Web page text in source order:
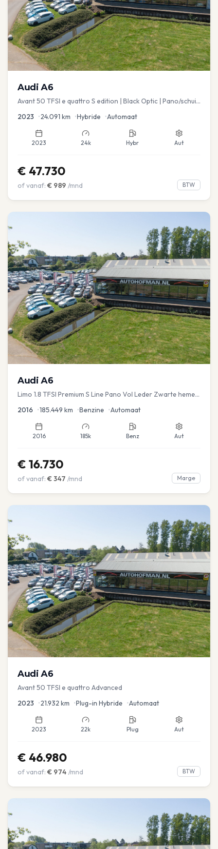
Audi A6
Avant 50 TFSI e quattro S edition | Black Optic | Pano/schuif
2023 •24.091 km •Hybride •Automaat
2023 24k Hybr Aut
€ 47.730
of vanaf: € 989 /mnd BTW
Audi A6
Limo 1.8 TFSI Premium S Line Pano Vol Leder Zwarte hemel
2016 •185.449 km •Benzine •Automaat
2016 185k Benz Aut
€ 16.730
of vanaf: € 347 /mnd Marge
Audi A6
Avant 50 TFSI e quattro Advanced
2023 •21.932 km •Plug-in Hybride •Automaat
2023 22k Plug Aut
€ 46.980
of vanaf: € 974 /mnd BTW